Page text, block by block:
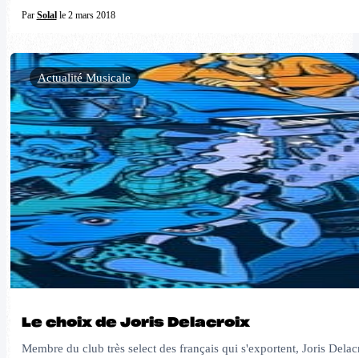
Par Solalle 2 mars 2018
Le choix de Joris Delacroix
Membre du club très select des français qui s'exportent, Joris
Actualité Musicale